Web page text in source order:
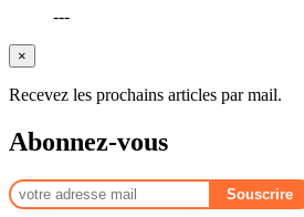
---
×
Recevez les prochains articles par mail.
Abonnez-vous